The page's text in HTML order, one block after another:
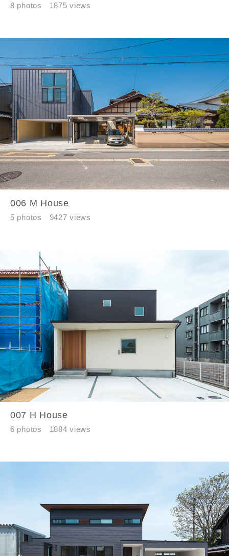
8 photos 1875 views
006 M House
5 photos 9427 views
007 H House
6 photos 1884 views
す。
入力内容を送信する